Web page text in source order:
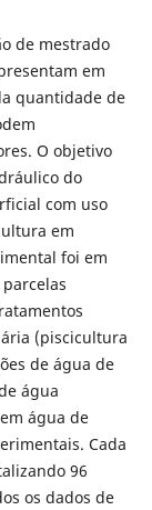
de mestrado
em
quantidade de
O objetivo
do
com uso
em
foi em
(piscicultura
de água de
água
água de
Cada
96
os dados de